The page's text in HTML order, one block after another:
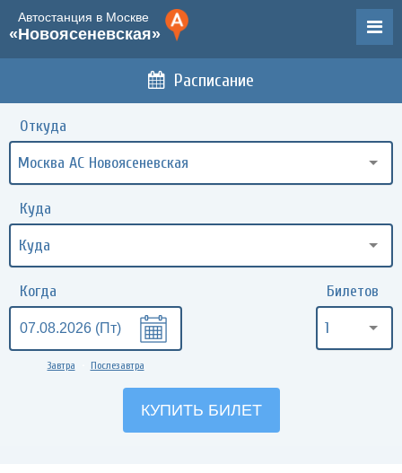
Автостанция в Москве
«Новоясеневская»
Расписание
Откуда
Москва АС Новоясеневская
Куда
Когда
Завтра Послезавтра
Билетов
1